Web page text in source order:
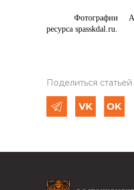
Фотографии
ресурса spasskdal.ru.
Поделиться статьей